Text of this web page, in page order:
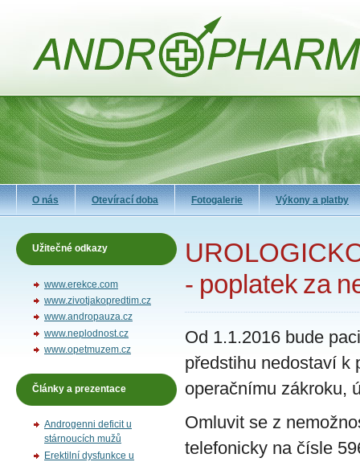
O nás Otevírací doba Fotogalerie Výkony a platby
- poplatek za
Od 1.1.2016 bude
předstihu nedostaví k
operačnímu zákroku,
Omluvit se z
telefonicky na čísle
Užitečné odkazy
www.erekce.com
www.zivotjakopredtim.cz
www.andropauza.cz
www.neplodnost.cz
www.opetmuzem.cz
Články a prezentace
Androgenni deficit u
stárnoucích mužů
Erektilní dysfunkce u